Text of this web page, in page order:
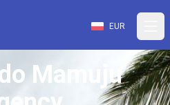
EUR
Mamuju